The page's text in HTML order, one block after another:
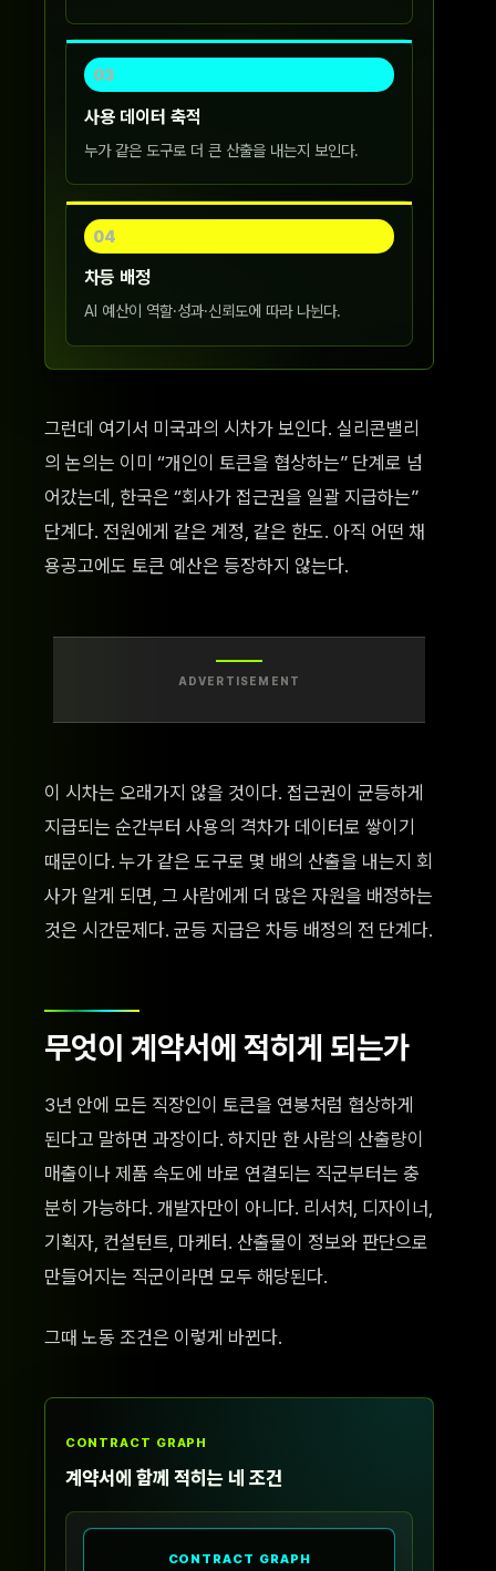
03
사용 데이터 축적
누가 같은 도구로 더 큰 산출을 내는지 보인다.
04
차등 배정
AI 예산이 역할·성과·신뢰도에 따라 나뉜다.
그런데 여기서 미국과의 시차가 보인다. 실리콘밸리
의 논의는 이미 “개인이 토큰을 협상하는” 단계로 넘
어갔는데, 한국은 “회사가 접근권을 일괄 지급하는”
단계다. 전원에게 같은 계정, 같은 한도. 아직 어떤 채
용공고에도 토큰 예산은 등장하지 않는다.
ADVERTISEMENT
이 시차는 오래가지 않을 것이다. 접근권이 균등하게
지급되는 순간부터 사용의 격차가 데이터로 쌓이기
때문이다. 누가 같은 도구로 몇 배의 산출을 내는지 회
사가 알게 되면, 그 사람에게 더 많은 자원을 배정하는
것은 시간문제다. 균등 지급은 차등 배정의 전 단계다.
무엇이 계약서에 적히게 되는가
3년 안에 모든 직장인이 토큰을 연봉처럼 협상하게
된다고 말하면 과장이다. 하지만 한 사람의 산출량이
매출이나 제품 속도에 바로 연결되는 직군부터는 충
분히 가능하다. 개발자만이 아니다. 리서처, 디자이너,
기획자, 컨설턴트, 마케터. 산출물이 정보와 판단으로
만들어지는 직군이라면 모두 해당된다.
그때 노동 조건은 이렇게 바뀐다.
CONTRACT GRAPH
계약서에 함께 적히는 네 조건
CONTRACT GRAPH